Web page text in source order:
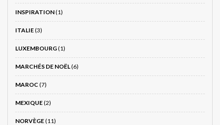
INSPIRATION(1)
ITALIE(3)
LUXEMBOURG(1)
MARCHÉS DE NOËL(6)
MAROC (7)
MEXIQUE(2)
NORVÈGE(11)